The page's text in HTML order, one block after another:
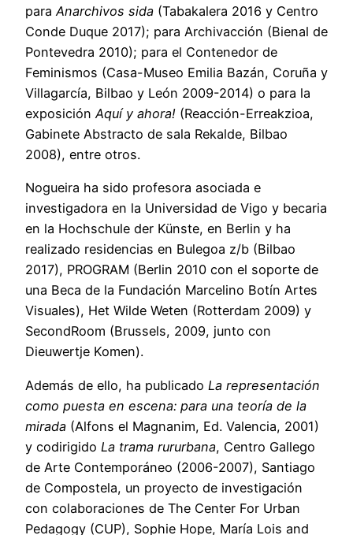
paraAnarchivos sida (Tabakalera 2016 y Centro
Conde Duque 2017); para Archivacción (Bienal de
Pontevedra 2010); para el Contenedor de
Feminismos (Casa-Museo Emilia Bazán, Coruña y
Villagarcía, Bilbao y León 2009-2014) o para la
exposiciónAquí y ahora! (Reacción-Erreakzioa,
Gabinete Abstracto de sala Rekalde, Bilbao
2008), entre otros.
Nogueira ha sido profesora asociada e
investigadora en la Universidad de Vigo y becaria
en la Hochschule der Künste, en Berlin y ha
realizado residencias en Bulegoa z/b (Bilbao
2017), PROGRAM (Berlin 2010 con el soporte de
una Beca de la Fundación Marcelino Botín Artes
Visuales), Het Wilde Weten (Rotterdam 2009) y
SecondRoom (Brussels, 2009, junto con
Dieuwertje Komen).
Además de ello, ha publicado La representación
como puesta en escena: para una teoría de la
mirada (Alfons el Magnanim, Ed. Valencia, 2001)
y codirigido La trama rururbana, Centro Gallego
de Arte Contemporáneo (2006-2007), Santiago
de Compostela, un proyecto de investigación
con colaboraciones de The Center For Urban
Pedagogy (CUP), Sophie Hope, María Lois and